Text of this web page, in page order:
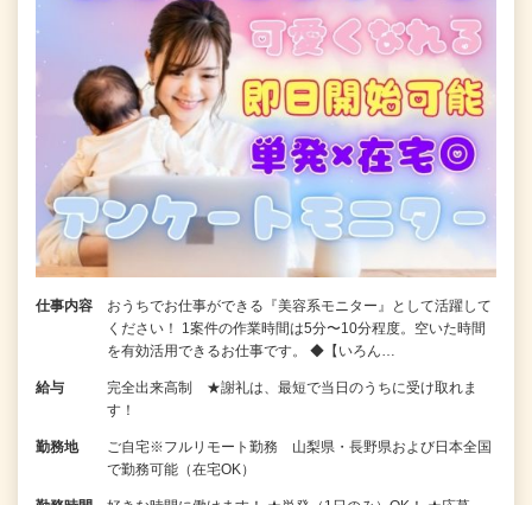
仕事内容
おうちでお仕事ができる『美容系モニター』として活躍して
ください！ 1案件の作業時間は5分〜10分程度。空いた時間
を有効活用できるお仕事です。 ◆【いろん…
給与
完全出来高制 ★謝礼は、最短で当日のうちに受け取れま
す！
勤務地
ご自宅※フルリモート勤務 山梨県・長野県および日本全国
で勤務可能（在宅OK）